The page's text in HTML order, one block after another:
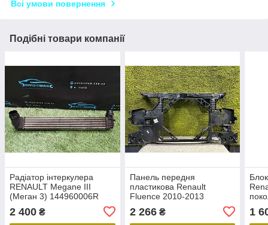
Всі умови повернення
Подібні товари компанії
Радіатор інтеркулера
RENAULT Megane III
(Меган 3) 144960006R
2 400 ₴
Панель передня
пластикова Renault
Fluence 2010-2013
Панель телевізора Рено
Флюєнс 752100004R
2 266₴ 1